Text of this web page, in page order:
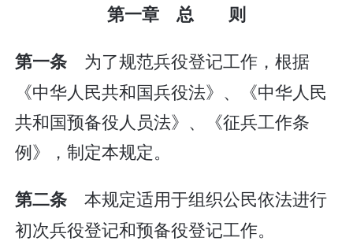
第一章 总 则
第一条 为了规范兵役登记工作，根据
《中华人民共和国兵役法》、《中华人民
共和国预备役人员法》、《征兵工作条
例》，制定本规定。
第二条本规定适用于组织公民依法进行
初次兵役登记和预备役登记工作。